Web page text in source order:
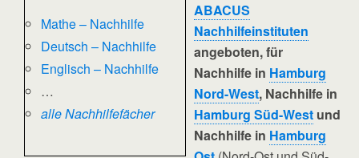
Mathe – Nachhilfe
Deutsch – Nachhilfe
Englisch – Nachhilfe
…
alle Nachhilfefächer
ABACUS
Nachhilfeinstituten
angeboten, für
Nachhilfe in Hamburg
Nord-West, Nachhilfe in
Hamburg Süd-West und
Nachhilfe in Hamburg